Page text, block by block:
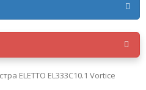
ELETTO EL333C10.1 Vortice